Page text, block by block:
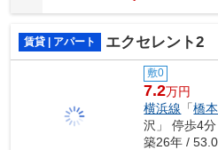
賃貸 | アパート エクセレント2
敷0
7.2万円
横浜線 「橋本
沢」 停歩4分
築26年 /